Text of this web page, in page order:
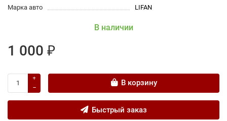
Марка авто LIFAN
В наличии
1 000 ₽
В корзину
Быстрый заказ